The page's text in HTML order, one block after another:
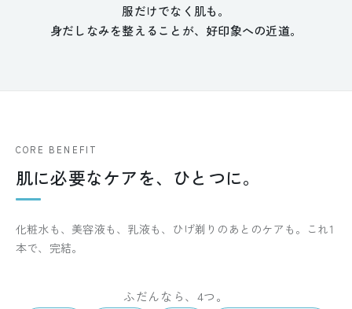
服だけでなく肌も。
身だしなみを整えることが、好印象への近道。
CORE BENEFIT
肌に必要なケアを、ひとつに。
化粧水も、美容液も、乳液も、ひげ剃りのあとのケアも。これ1
本で、完結。
ふだんなら、4つ。